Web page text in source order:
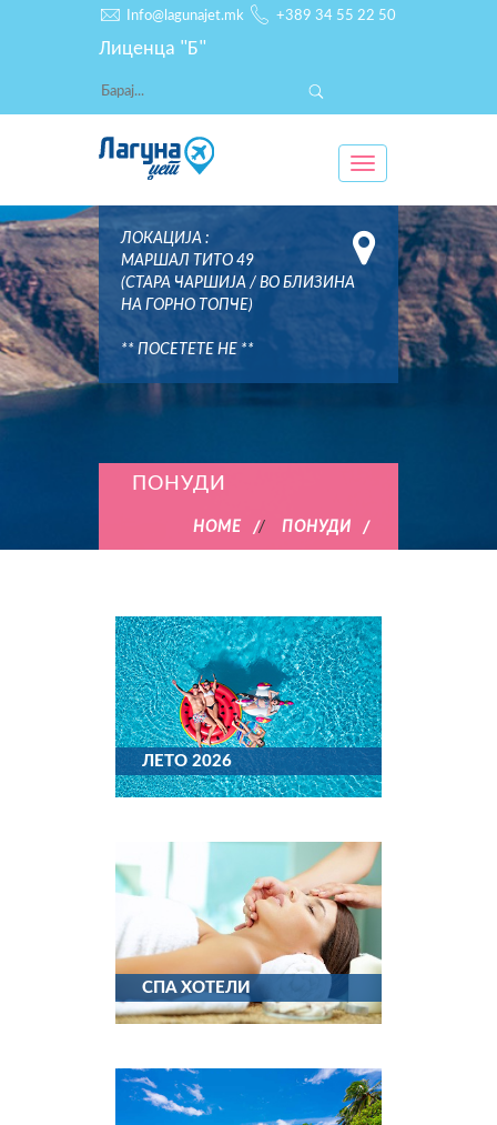
Info@lagunajet.mk +389 34 55 22 50
Лиценца "Б"
Toggle
ЛОКАЦИЈА :
МАРШАЛ ТИТО 49
(СТАРА ЧАРШИЈА / ВО БЛИЗИНА
НА ГОРНО ТОПЧЕ)
** ПОСЕТЕТЕ НЕ **
ПОНУДИ
HOME / ПОНУДИ
ЛЕТО 2026
СПА ХОТЕЛИ